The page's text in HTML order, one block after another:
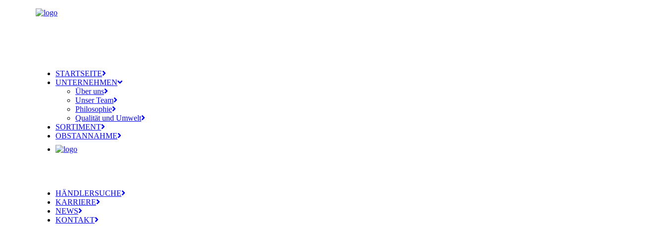
STARTSEITE
UNTERNEHMEN
Über uns
Unser Team
Philosophie
Qualität und Umwelt
SORTIMENT
OBSTANNAHME
HÄNDLERSUCHE
KARRIERE
NEWS
KONTAKT